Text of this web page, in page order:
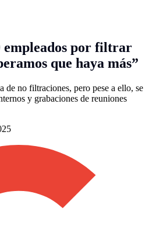
empleados por filtrar
que haya más”
de no filtraciones, pero pese a ello, se
y grabaciones de reuniones